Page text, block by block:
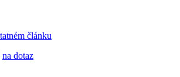
článku
na dotaz